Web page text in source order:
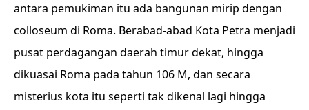
antara pemukiman itu ada bangunan mirip dengan
colloseum di Roma. Berabad-abad Kota Petra menjadi
pusat perdagangan daerah timur dekat, hingga
dikuasai Roma pada tahun 106 M, dan secara
misterius kota itu seperti tak dikenal lagi hingga